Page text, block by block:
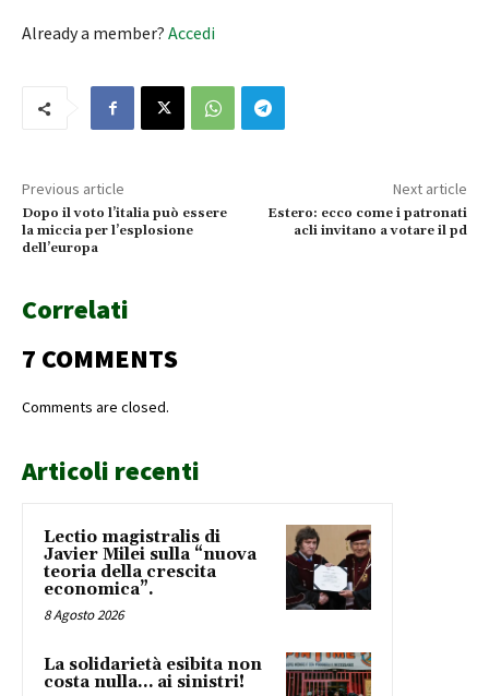
Already a member? Accedi
Previous article
Dopo il voto l’italia può essere
la miccia per l’esplosione
dell’europa
Next article
Estero: ecco come i patronati
acli invitano a votare il pd
Correlati
7 COMMENTS
Comments are closed.
Articoli recenti
Lectio magistralis di
Javier Milei sulla “nuova
teoria della crescita
economica”.
8 Agosto 2026
La solidarietà esibita non
costa nulla… ai sinistri!